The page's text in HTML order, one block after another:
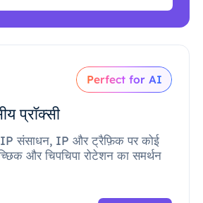
Perfect for AI
प्रॉक्सी
IP संसाधन, IP और ट्रैफ़िक पर कोई
और चिपचिपा रोटेशन का समर्थन